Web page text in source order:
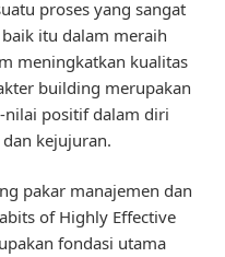
proses yang sangat
itu dalam meraih
meningkatkan kualitas
building merupakan
positif dalam diri
kejujuran.
pakar manajemen dan
of Highly Effective
fondasi utama